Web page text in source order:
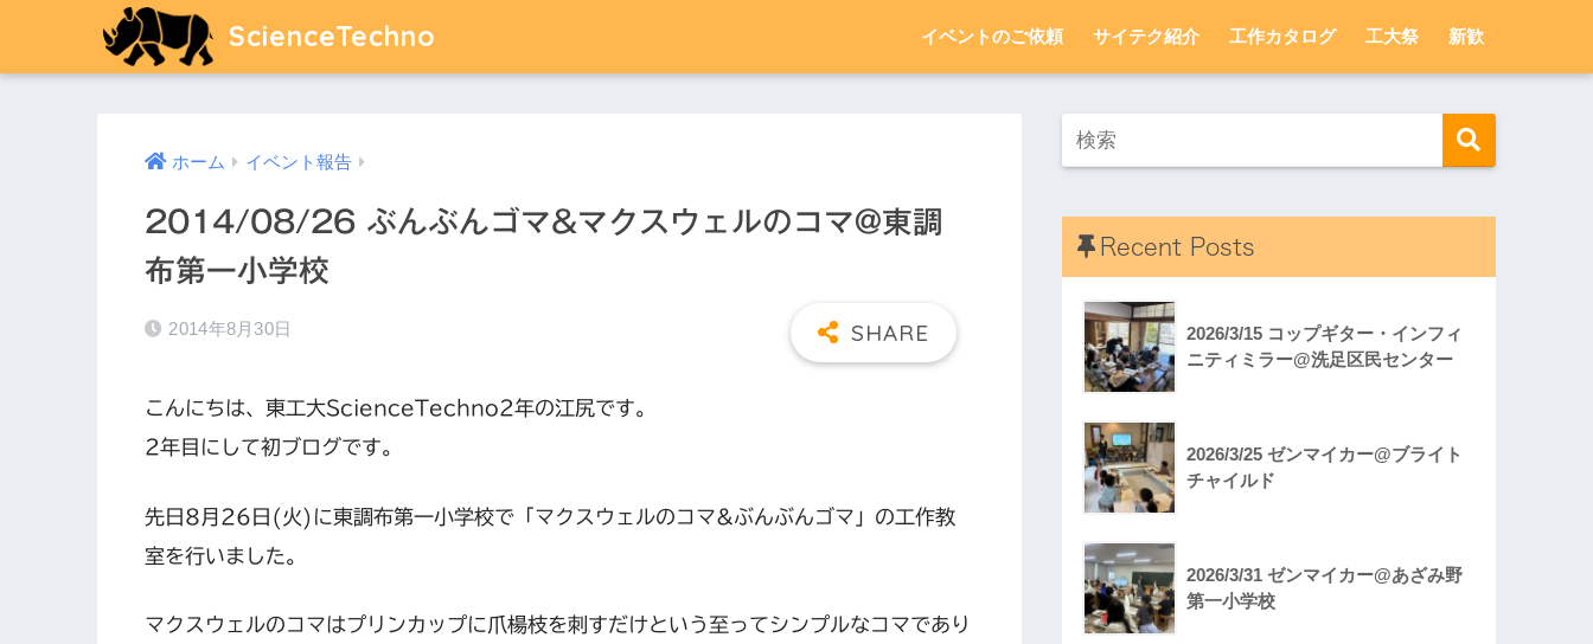
ScienceTechno イベントのご依頼 サイテク紹介 工作カタログ 工大祭 新歓
ホーム イベント報告
2014/08/26 ぶんぶんゴマ&マクスウェルのコマ@東調
布第一小学校
2014年8月30日
こんにちは、東工大ScienceTechno2年の江尻です。
2年目にして初ブログです。
先日8月26日(火)に東調布第一小学校で「マクスウェルのコマ&ぶんぶんゴマ」の工作教
室を行いました。
マクスウェルのコマはプリンカップに爪楊枝を刺すだけという至ってシンプルなコマであり
Recent Posts
2026/3/15 コップギター・インフィ
ニティミラー@洗足区民センター
2026/3/25 ゼンマイカー@ブライト
チャイルド
2026/3/31 ゼンマイカー@あざみ野
第一小学校